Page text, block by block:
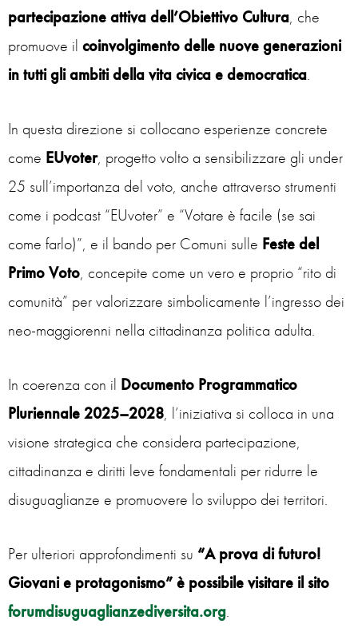
partecipazione attiva dell’Obiettivo Cultura, che
promuove il coinvolgimento delle nuove generazioni
in tutti gli ambiti della vita civica e democratica.
In questa direzione si collocano esperienze concrete
come EUvoter, progetto volto a sensibilizzare gli under
25 sull’importanza del voto, anche attraverso strumenti
come i podcast “EUvoter” e “Votare è facile (se sai
come farlo)”, e il bando per Comuni sulle Feste del
Primo Voto, concepite come un vero e proprio “rito di
comunità” per valorizzare simbolicamente l’ingresso dei
neo-maggiorenni nella cittadinanza politica adulta.
In coerenza con il Documento Programmatico
Pluriennale 2025–2028, l’iniziativa si colloca in una
visione strategica che considera partecipazione,
cittadinanza e diritti leve fondamentali per ridurre le
disuguaglianze e promuovere lo sviluppo dei territori.
Per ulteriori approfondimenti su “A prova di futuro!
Giovani e protagonismo” è possibile visitare il sito
forumdisuguaglianzediversita.org.